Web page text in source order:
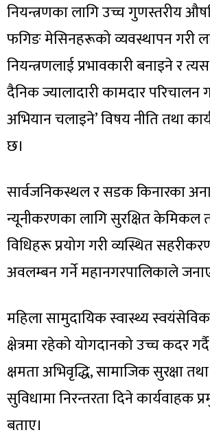
नियन्त्रणका लागि उच्च गुणस्तरीय
फगिङ मेसिनहरूको व्यवस्थापन गरी
नियन्त्रणलाई प्रभावकारी बनाइने र
दैनिक ज्यालादारी कामदार परिचालन
अभियान चलाइने’ विषय नीति तथा
छ।
सार्वजनिकस्थल र सडक किनारका
न्यूनीकरणका लागि सुरक्षित केमिकल
विधिहरू प्रयोग गरी व्यस्थित
अवलम्बन गर्ने महानगरपालिकाले
महिला सामुदायिक स्वास्थ्य
क्षेत्रमा रहेको योगदानको उच्च कदर
क्षमता अभिवृद्धि, सामाजिक सुरक्षा तथा
सुविधामा निरन्तरता दिने
बताए।